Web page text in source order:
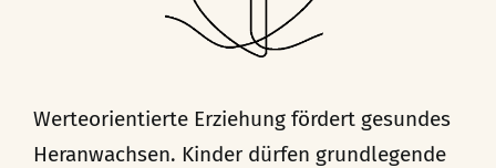
Werteorientierte Erziehung fördert gesundes
Heranwachsen. Kinder dürfen grundlegende